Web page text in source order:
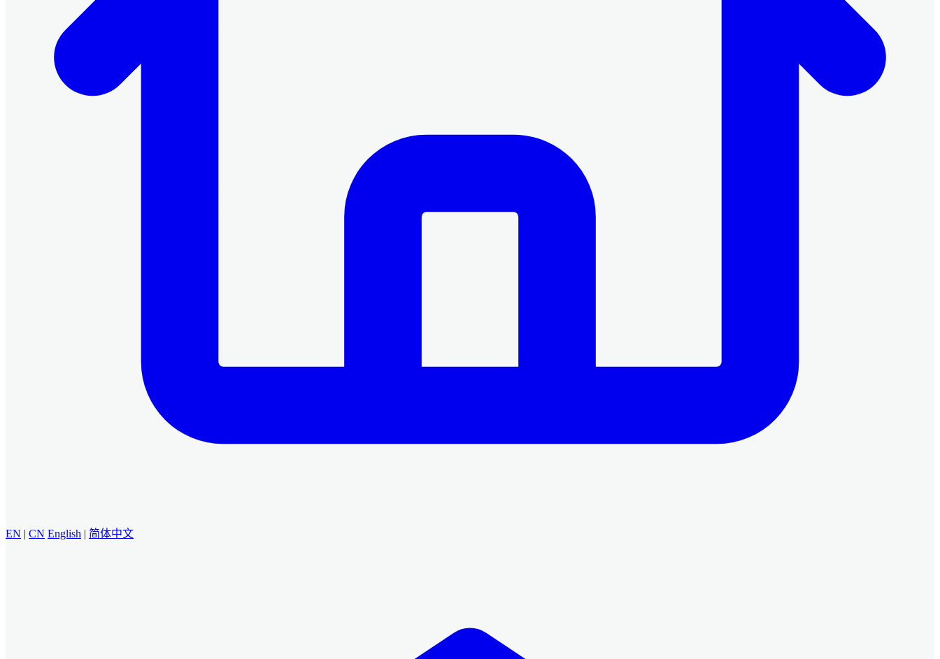
EN | CN English | 简体中文